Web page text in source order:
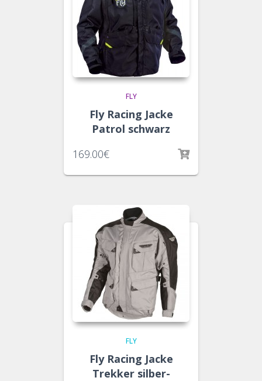
FLY
Fly Racing Jacke
Patrol schwarz
169.00€
FLY
Fly Racing Jacke
Trekker silber-